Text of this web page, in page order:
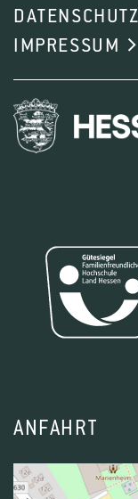
DATENSCHUTZ
IMPRESSUM
ANFAHRT